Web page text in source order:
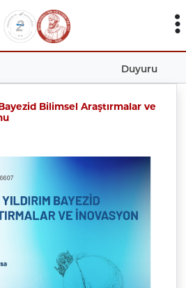
Duyuru
Bayezid Bilimsel Araştırmalar ve